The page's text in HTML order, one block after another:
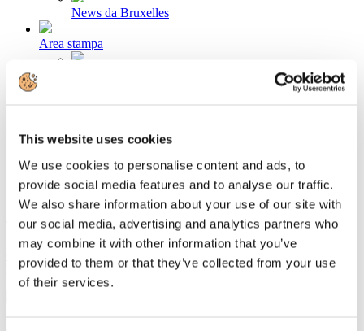
This website uses cookies
We use cookies to personalise content and ads, to
provide social media features and to analyse our traffic.
We also share information about your use of our site with
our social media, advertising and analytics partners who
may combine it with other information that you’ve
provided to them or that they’ve collected from your use
of their services.
News da Bruxelles
Area stampa
Video
Articoli e Interviste
Contatti
Tel. +39 320 57 80 986
Email segreteria@federturismo.it
Come aderire
Login